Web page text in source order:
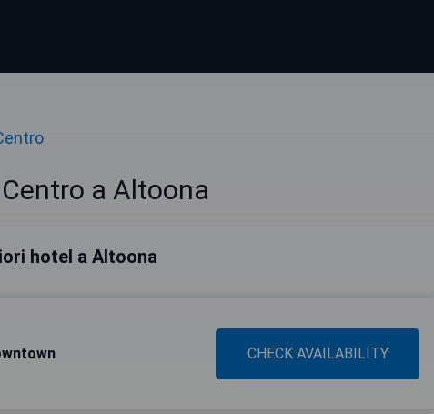
a Altoona
hotel a Altoona
CHECK AVAILABILITY